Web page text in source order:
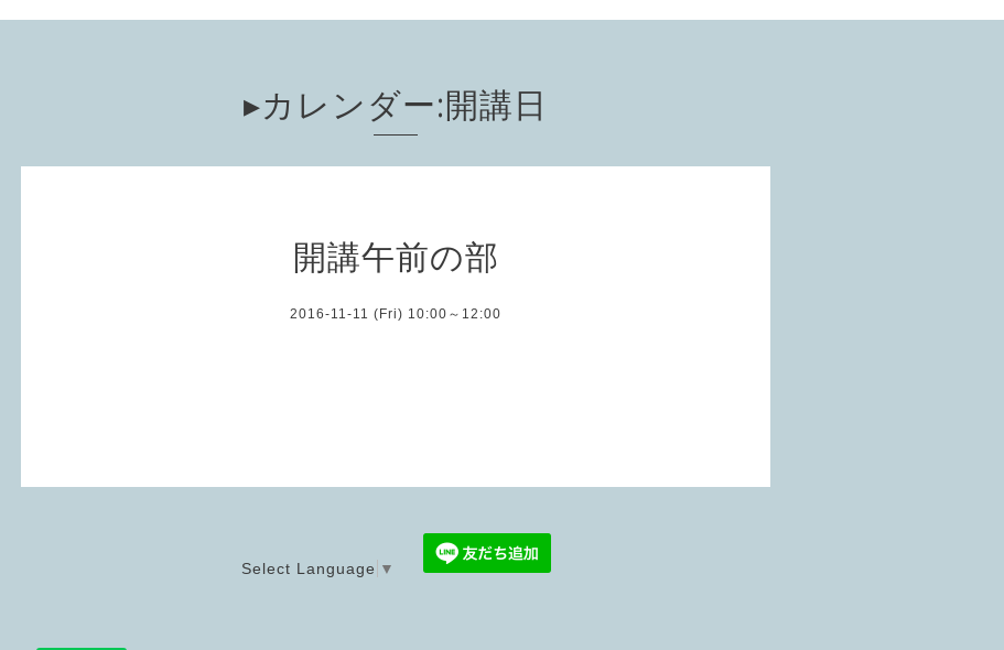
▸カレンダー:開講日
開講午前の部
2016-11-11 (Fri) 10:00～12:00
Select Language ▼